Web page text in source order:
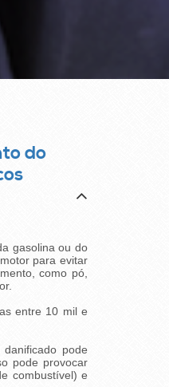
do
gasolina ou do
para evitar
como pó,
entre 10 mil e
pode
pode provocar
combustível) e